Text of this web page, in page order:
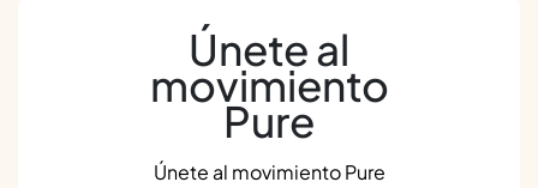
Únete al
movimiento
Pure
Únete al movimiento Pure